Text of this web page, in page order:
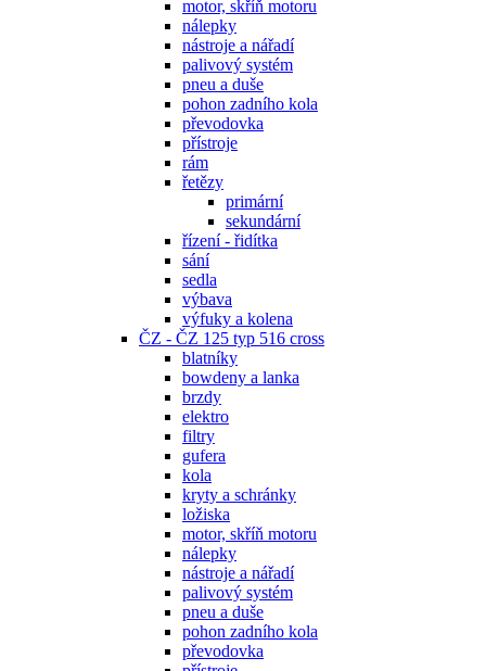
motor, skříň motoru
nálepky
nástroje a nářadí
palivový systém
pneu a duše
pohon zadního kola
převodovka
přístroje
rám
řetězy
primární
sekundární
řízení - řidítka
sání
sedla
výbava
výfuky a kolena
ČZ - ČZ 125 typ 516 cross
blatníky
bowdeny a lanka
brzdy
elektro
filtry
gufera
kola
kryty a schránky
ložiska
motor, skříň motoru
nálepky
nástroje a nářadí
palivový systém
pneu a duše
pohon zadního kola
převodovka